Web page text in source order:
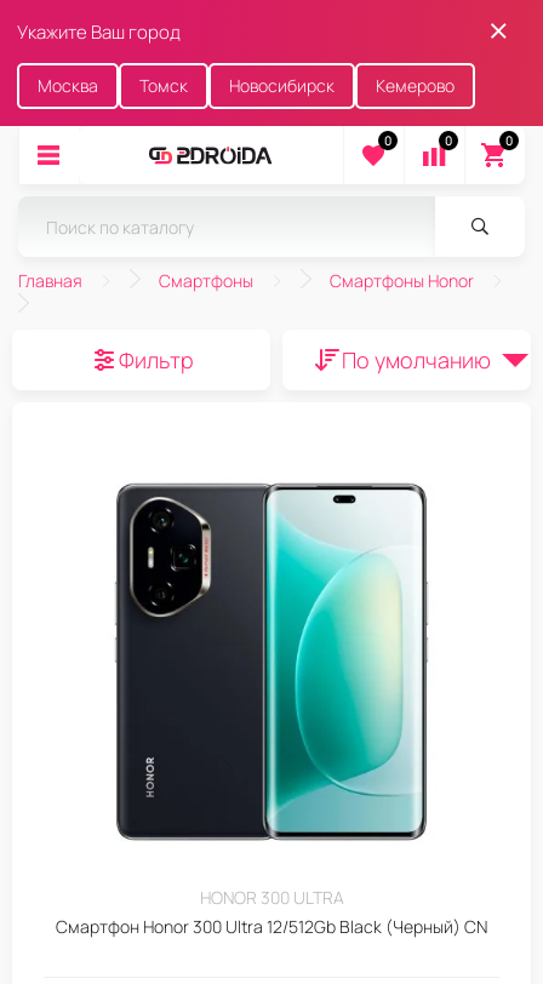
Укажите Ваш город
Москва Томск Новосибирск Кемерово
0 0 0
Главная Смартфоны Смартфоны Honor
Фильтр По умолчанию
HONOR 300 ULTRA
Смартфон Honor 300 Ultra 12/512Gb Black (Черный) CN